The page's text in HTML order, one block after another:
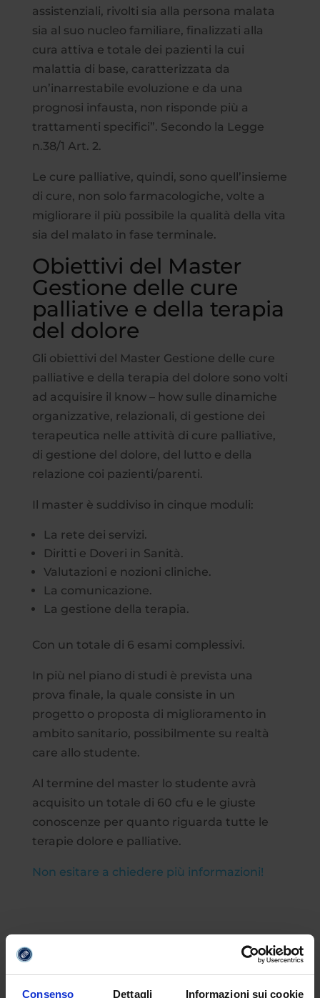
Consenso Dettagli Informazioni sui cookie
assistenziali, rivolti sia alla persona malata
sia al suo nucleo familiare, finalizzati alla
cura attiva e totale dei pazienti la cui
malattia di base, caratterizzata da
un’inarrestabile evoluzione e da una
prognosi infausta, non risponde più a
trattamenti specifici”. Secondo la Legge
n.38/1 Art. 2.
Le cure palliative, quindi, sono quell’insieme
di cure, non solo farmacologiche, volte a
migliorare il più possibile la qualità della vita
sia del malato in fase terminale.
Obiettivi del Master
Gestione delle cure
palliative e della terapia
del dolore
Gli obiettivi del Master Gestione delle cure
palliative e della terapia del dolore sono volti
ad acquisire il know – how sulle dinamiche
organizzative, relazionali, di gestione dei
terapeutica nelle attività di cure palliative,
di gestione del dolore, del lutto e della
relazione coi pazienti/parenti.
Il master è suddiviso in cinque moduli:
La rete dei servizi.
Diritti e Doveri in Sanità.
Valutazioni e nozioni cliniche.
La comunicazione.
La gestione della terapia.
Con un totale di 6 esami complessivi.
In più nel piano di studi è prevista una
prova finale, la quale consiste in un
progetto o proposta di miglioramento in
ambito sanitario, possibilmente su realtà
care allo studente.
Al termine del master lo studente avrà
acquisito un totale di 60 cfu e le giuste
conoscenze per quanto riguarda tutte le
terapie dolore e palliative.
Non esitare a chiedere più informazioni!